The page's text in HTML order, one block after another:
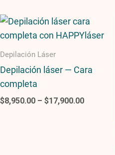
Depilación Láser
Depilación láser — Cara
completa
$8,950.00 – $17,900.00
Price
range:
$8,950.00